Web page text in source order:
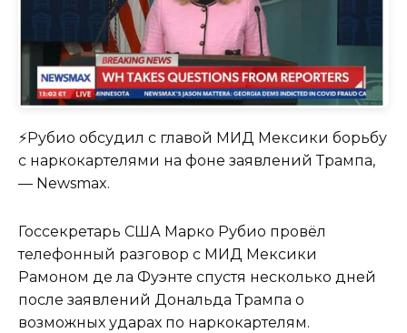
⚡️Рубио обсудил с главой МИД Мексики борьбу
с наркокартелями на фоне заявлений Трампа,
— Newsmax.
Госсекретарь США Марко Рубио провёл
телефонный разговор с МИД Мексики
Рамоном де ла Фуэнте спустя несколько дней
после заявлений Дональда Трампа о
возможных ударах по наркокартелям.